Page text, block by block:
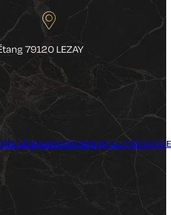
79120 LEZAY
LÉGALESCONFIDENTIALITÉ